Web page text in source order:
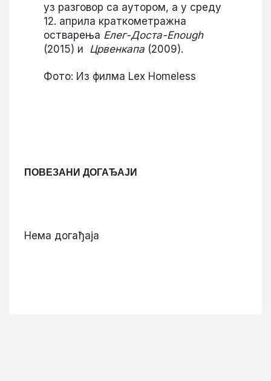
уз разговор са аутором, a у среду
12. априла краткометражна
остварења Елeг-Доста-Enough
(2015) и Црвенкапа (2009).
Фото: Из филма Lex Homeless
ПОВЕЗАНИ ДОГАЂАЈИ
Нема догађаја